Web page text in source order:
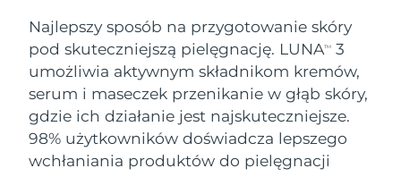
Najlepszy sposób na przygotowanie skóry
pod skuteczniejszą pielęgnację. LUNATM
3
umożliwia aktywnym składnikom kremów,
serum i maseczek przenikanie w głąb skóry,
gdzie ich działanie jest najskuteczniejsze.
98% użytkowników doświadcza lepszego
wchłaniania produktów do pielęgnacji
Wietnam
Oczekiwany czas dostawy
8/17/26